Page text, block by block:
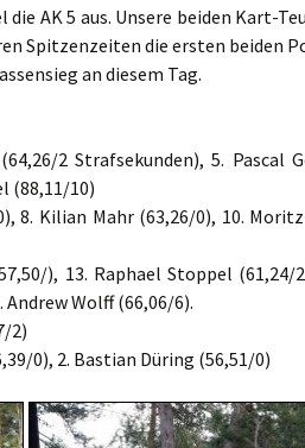
AK 5 aus. Unsere beiden Kart-
Spitzenzeiten die ersten beiden
an diesem Tag.
2 Strafsekunden), 5. Pascal
(88,11/10)
8. Kilian Mahr (63,26/0), 10.
), 13. Raphael Stoppel (61,24/
Wolff (66,06/6).
2)
0), 2. Bastian Düring (56,51/0)